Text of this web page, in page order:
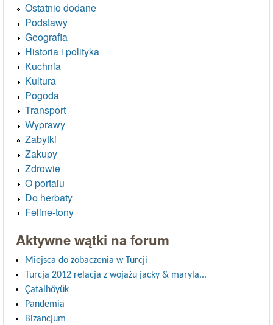
Ostatnio dodane
Podstawy
Geografia
Historia i polityka
Kuchnia
Kultura
Pogoda
Transport
Wyprawy
Zabytki
Zakupy
Zdrowie
O portalu
Do herbaty
Feline-tony
Aktywne wątki na forum
Miejsca do zobaczenia w Turcji
Turcja 2012 relacja z wojażu jacky & maryla...
Çatalhöyük
Pandemia
Bizancjum